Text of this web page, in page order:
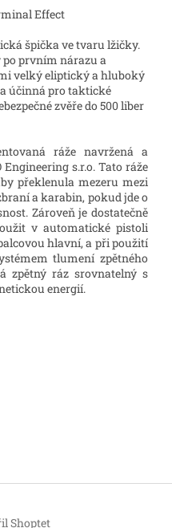
Effect
špička ve tvaru lžičky.
po prvním nárazu a
velký eliptický a hluboký
účinná pro taktické
zvěře do 500 liber
ráže navržená a
s.r.o. Tato ráže
překlenula mezeru mezi
a karabin, pokud jde o
Zároveň je dostatečně
v automatické pistoli
hlavní, a při použití
tlumení zpětného
zpětný ráz srovnatelný s
energií.
Shoptet